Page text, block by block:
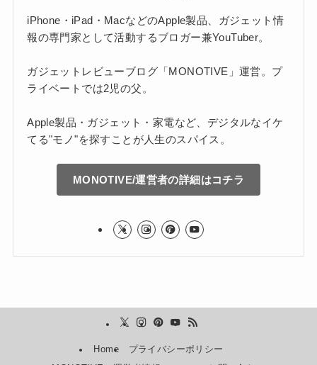
iPhone・iPad・MacなどのApple製品、ガジェット情
報の専門家として活動するブロガー兼YouTuber。
ガジェットレビューブログ「MONOTIVE」運営。プ
ライベートでは2児の父。
Apple製品・ガジェット・家電など、デジタルなイケ
てる"モノ"を探すことが人生のスパイス。
MONOTIVE/運営者の詳細はコチラ
Home
プライバシーポリシー